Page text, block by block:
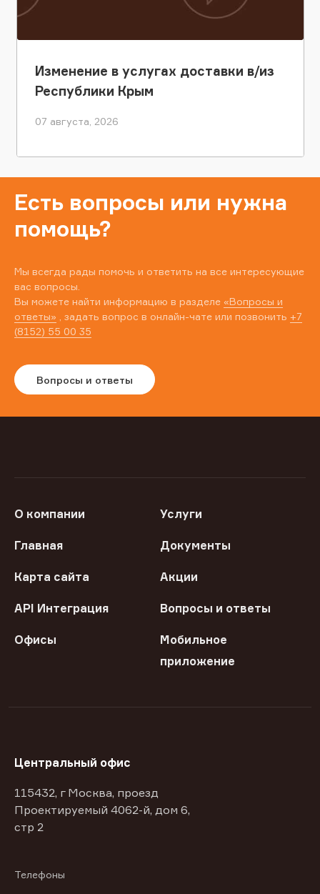
Изменение в услугах доставки в/из
Республики Крым
07 августа, 2026
Есть вопросы или нужна
помощь?
Мы всегда рады помочь и ответить на все интересующие
вас вопросы.
Вы можете найти информацию в разделе «Вопросы и
ответы» , задать вопрос в онлайн-чате или позвонить +7
(8152) 55 00 35
Вопросы и ответы
О компании Услуги
Главная Документы
Карта сайта Акции
API Интеграция Вопросы и ответы
Офисы
Мобильное
приложение
Центральный офис
115432, г Москва, проезд
Проектируемый 4062-й, дом 6,
стр 2
Телефоны